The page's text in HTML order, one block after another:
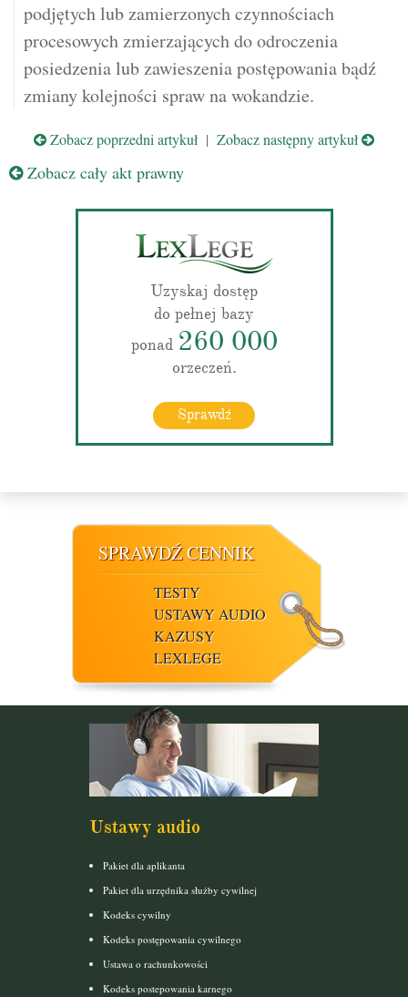
podjętych lub zamierzonych czynnościach
procesowych zmierzających do odroczenia
posiedzenia lub zawieszenia postępowania bądź
zmiany kolejności spraw na wokandzie.
Zobacz poprzedni artykuł | Zobacz następny artykuł
Zobacz cały akt prawny
Uzyskaj dostęp
do pełnej bazy
ponad 260 000
orzeczeń.
Sprawdź
SPRAWDŹ CENNIK
TESTY
USTAWY AUDIO
KAZUSY
LEXLEGE
Ustawy audio
Pakiet dla aplikanta
Pakiet dla urzędnika służby cywilnej
Kodeks cywilny
Kodeks postępowania cywilnego
Ustawa o rachunkowości
Kodeks postepowania karnego